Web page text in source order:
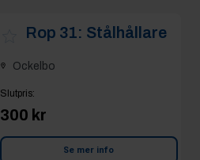
Rop 31: Stålhållare
Ockelbo
Slutpris:
300 kr
Se mer info